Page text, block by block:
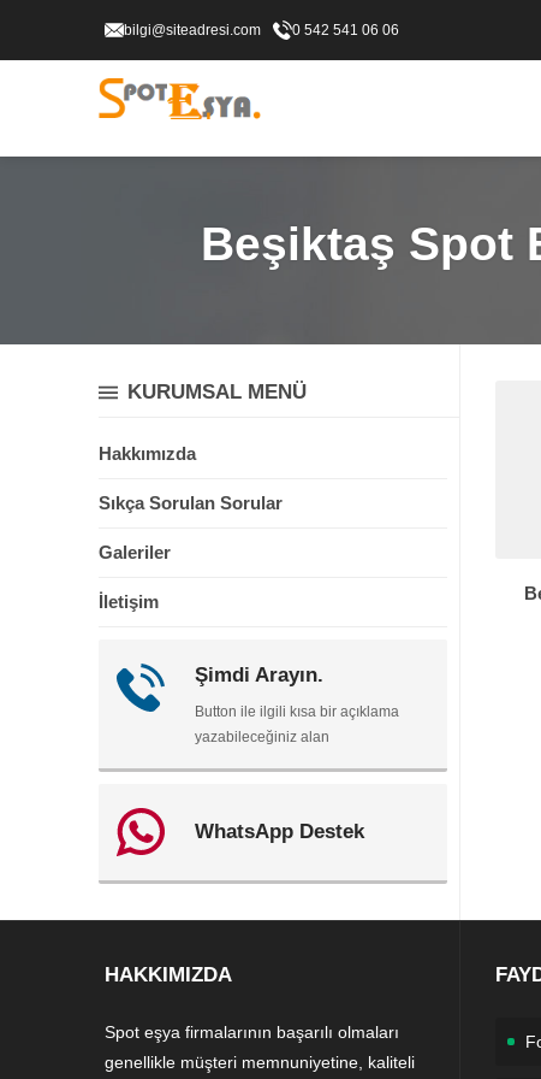
bilgi@siteadresi.com 0 542 541 06 06
Beşiktaş Spot
KURUMSAL MENÜ
Hakkımızda
Sıkça Sorulan Sorular
Galeriler
İletişim
Şimdi Arayın.
Button ile ilgili kısa bir açıklama
yazabileceğiniz alan
WhatsApp Destek
HAKKIMIZDA
Spot eşya firmalarının başarılı olmaları
genellikle müşteri memnuniyetine, kaliteli